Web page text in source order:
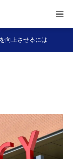
向上させるには